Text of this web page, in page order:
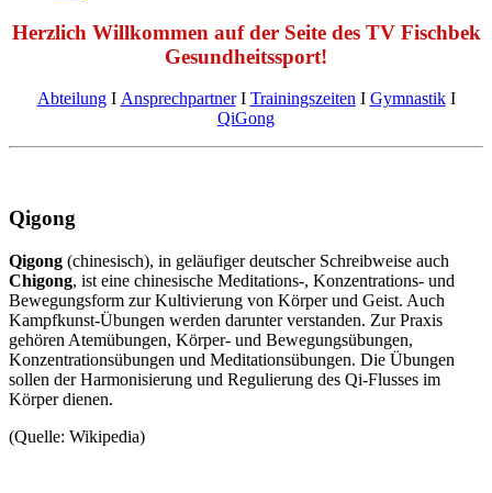
Herzlich Willkommen auf der Seite des TV Fischbek
Gesundheitssport!
AbteilungΙ AnsprechpartnerΙ TrainingszeitenΙ GymnastikΙ
QiGong
Qigong
Qigong (chinesisch), in geläufiger deutscher Schreibweise auch
Chigong, ist eine chinesische Meditations-, Konzentrations- und
Bewegungsform zur Kultivierung von Körper und Geist. Auch
Kampfkunst-Übungen werden darunter verstanden. Zur Praxis
gehören Atemübungen, Körper- und Bewegungsübungen,
Konzentrationsübungen und Meditationsübungen. Die Übungen
sollen der Harmonisierung und Regulierung des Qi-Flusses im
Körper dienen.
(Quelle: Wikipedia)